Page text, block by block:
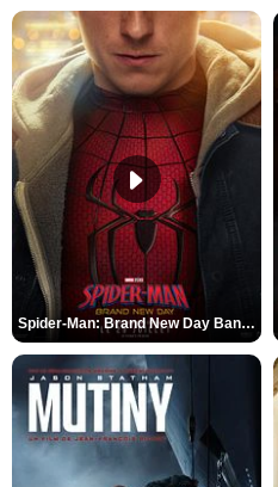
Spider-Man: Brand New Day Bande-annonce VO STFR